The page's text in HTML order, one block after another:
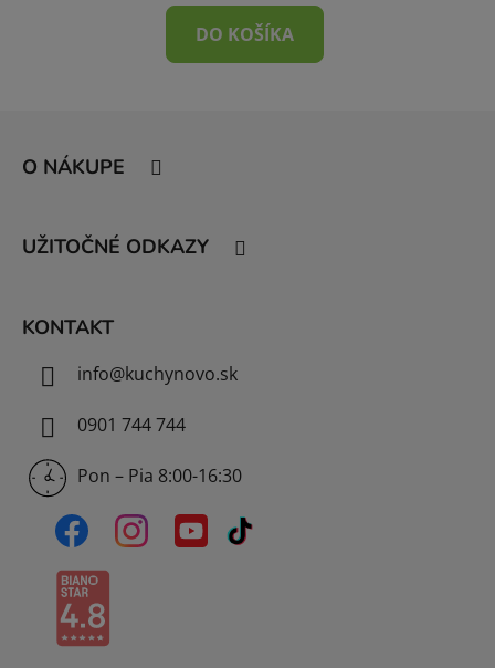
DO KOŠÍKA
O NÁKUPE
UŽITOČNÉ ODKAZY
KONTAKT
info@kuchynovo.sk
0901 744 744
Pon – Pia 8:00-16:30